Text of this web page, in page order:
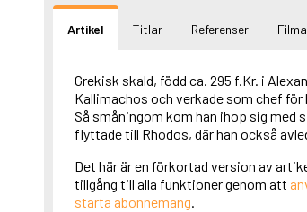
Artikel Titlar Referenser
Grekisk skald, född ca. 295 f.Kr. i
Kallimachos och verkade som chef
Så småningom kom han ihop sig med
flyttade till Rhodos, där han också
Det här är en förkortad version av
tillgång till alla funktioner genom att
starta abonnemang.